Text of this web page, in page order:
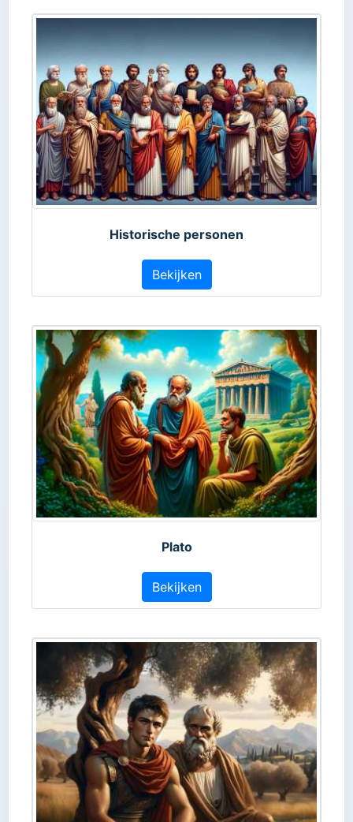
Historische personen
Bekijken
Plato
Bekijken